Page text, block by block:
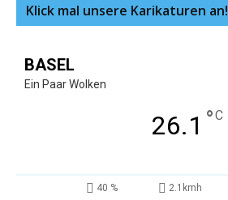
Klick mal unsere Karikaturen an!
BASEL
Ein Paar Wolken
26.1 °C
40 % 2.1kmh